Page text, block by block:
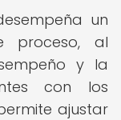
un
proceso, al
y la
con los
ajustar